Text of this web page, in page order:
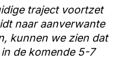
traject voortzet
naar aanverwante
kunnen we zien dat
de komende 5-7